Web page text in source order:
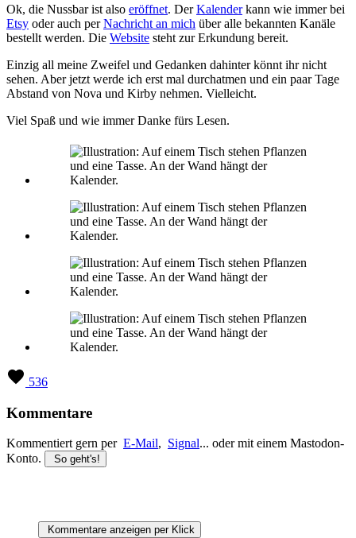
Ok, die Nussbar ist also eröffnet. DerKalenderkann wie immer bei
Etsy oder auch perNachricht an mich über alle bekannten Kanäle
bestellt werden. Die Website steht zur Erkundung bereit.
Einzig all meine Zweifel und Gedanken dahinter könnt ihr nicht
sehen. Aber jetzt werde ich erst mal durchatmen und ein paar Tage
Abstand von Nova und Kirby nehmen. Vielleicht.
Viel Spaß und wie immer Danke fürs Lesen.
536
Kommentare
Kommentiert gern per E-Mail, Signal... oder mit einem Mastodon-
Konto.
So geht's!
Kommentare anzeigen per Klick